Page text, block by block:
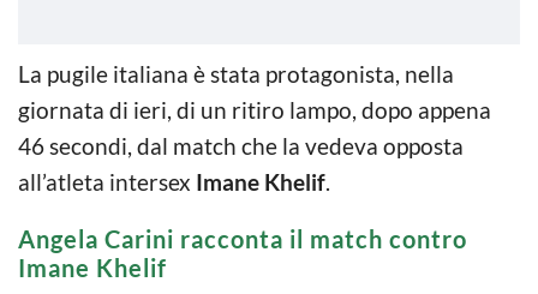
La pugile italiana è stata protagonista, nella
giornata di ieri, di un ritiro lampo, dopo appena
46 secondi, dal match che la vedeva opposta
all’atleta intersex Imane Khelif.
Angela Carini racconta il match contro
Imane Khelif